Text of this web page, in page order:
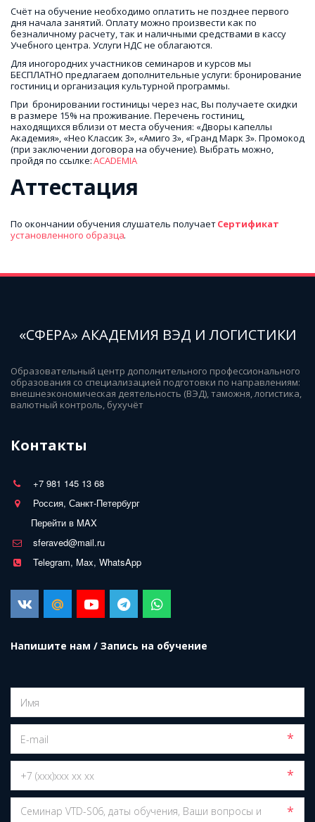
Счёт на обучение необходимо оплатить не позднее первого
дня начала занятий. Оплату можно произвести как по
безналичному расчету, так и наличными средствами в кассу
Учебного центра. Услуги НДС не облагаются.
Для иногородних участников семинаров и курсов мы
БЕСПЛАТНО предлагаем дополнительные услуги: бронирование
гостиниц и организация культурной программы.
При  бронировании гостиницы через нас, Вы получаете скидки
в размере 15% на проживание. Перечень гостиниц,
находящихся вблизи от места обучения: «Дворы капеллы
Академия», «Нео Классик 3», «Амиго 3», «Гранд Марк 3». Промокод
(при заключении договора на обучение). Выбрать можно,
пройдя по ссылке: ACADEMIA
Аттестация
По окончании обучения слушатель получает
установленного образца.
«СФЕРА» АКАДЕМИЯ ВЭД И ЛОГИСТИКИ
Образовательный центр дополнительного профессионального
образования со специализацией подготовки по направлениям:
внешнеэкономическая деятельность (ВЭД), таможня, логистика,
валютный контроль, бухучёт
Контакты
+7 981 145 13 68
Россия, Санкт-Петербург
Перейти в MAX
sferaved@mail.ru
Telegram, Max, WhatsApp
Напишите нам / Запись на обучение
*
*
*